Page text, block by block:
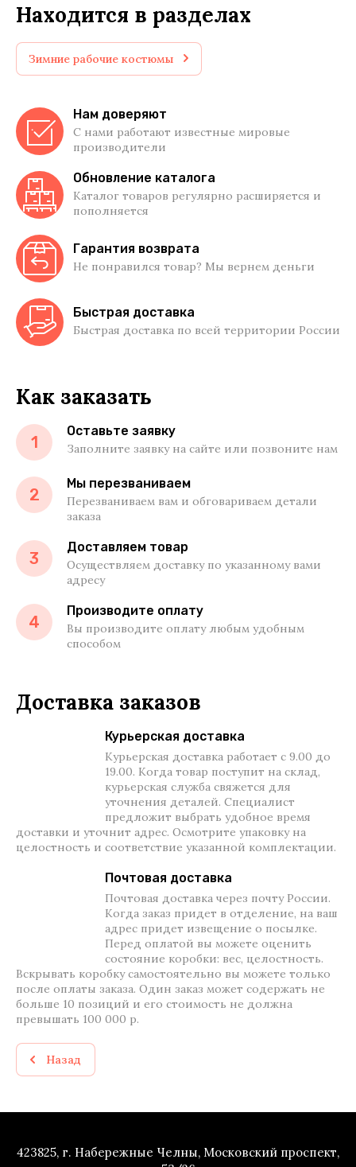
Находится в разделах
Зимние рабочие костюмы
Нам доверяют
С нами работают известные мировые
производители
Обновление каталога
Каталог товаров регулярно расширяется и
пополняется
Гарантия возврата
Не понравился товар? Мы вернем деньги
Быстрая доставка
Быстрая доставка по всей территории России
Как заказать
1
Оставьте заявку
Заполните заявку на сайте или позвоните нам
2
Мы перезваниваем
Перезваниваем вам и обговариваем детали
заказа
3
Доставляем товар
Осуществляем доставку по указанному вами
адресу
4
Производите оплату
Вы производите оплату любым удобным
способом
Доставка заказов
Курьерская доставка
Курьерская доставка работает с 9.00 до
19.00. Когда товар поступит на склад,
курьерская служба свяжется для
уточнения деталей. Специалист
предложит выбрать удобное время
доставки и уточнит адрес. Осмотрите упаковку на
целостность и соответствие указанной комплектации.
Почтовая доставка
Почтовая доставка через почту России.
Когда заказ придет в отделение, на ваш
адрес придет извещение о посылке.
Перед оплатой вы можете оценить
состояние коробки: вес, целостность.
Вскрывать коробку самостоятельно вы можете только
после оплаты заказа. Один заказ может содержать не
больше 10 позиций и его стоимость не должна
превышать 100 000 р.
Назад
423825, г. Набережные Челны, Московский проспект,